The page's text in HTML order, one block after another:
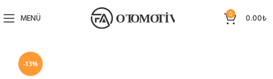
MENÜ 0 0.00₺
-13%